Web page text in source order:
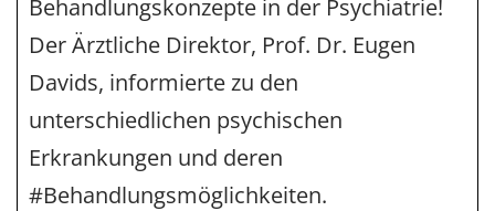
Behandlungskonzepte in der Psychiatrie!
Der Ärztliche Direktor, Prof. Dr. Eugen
Davids, informierte zu den
unterschiedlichen psychischen
Erkrankungen und deren
#Behandlungsmöglichkeiten.